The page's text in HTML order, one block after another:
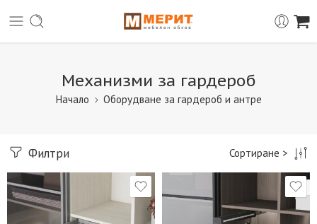
Механизми за гардероб
Начало Оборудване за гардероб и антре
Филтри Сортиране >